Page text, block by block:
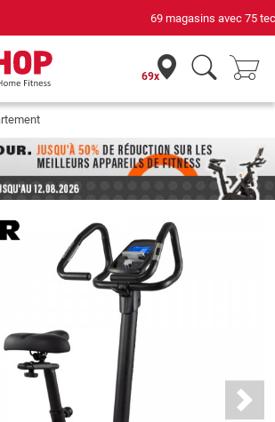
magasins avec 75 techniciens
69x
Next